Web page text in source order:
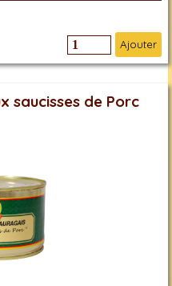
Ajouter
saucisses de Porc